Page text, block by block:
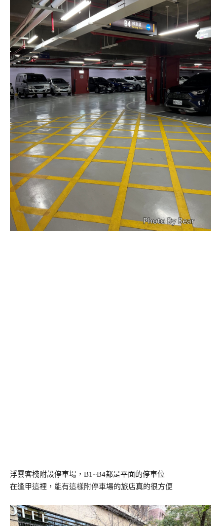
浮雲客棧附設停車場，B1~B4都是平面的停車位
在逢甲這裡，能有這樣附停車場的旅店真的很方便